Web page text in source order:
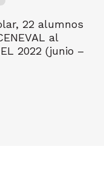
22 alumnos
al
2022 (junio –